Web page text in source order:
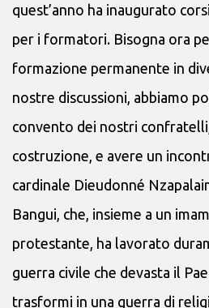
quest’anno ha inaugurato
per i formatori. Bisogna ora
formazione permanente in
nostre discussioni, abbiamo
convento dei nostri
costruzione, e avere un
cardinale Dieudonné
Bangui, che, insieme a un
protestante, ha lavorato
guerra civile che devasta il
trasformi in una guerra di